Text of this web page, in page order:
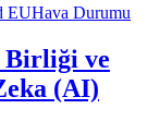
Hava Durumu
Birliği ve
(AI)